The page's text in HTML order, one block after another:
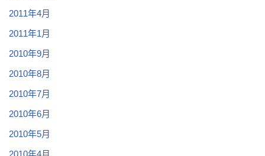
2011年4月
2011年1月
2010年9月
2010年8月
2010年7月
2010年6月
2010年5月
2010年4月